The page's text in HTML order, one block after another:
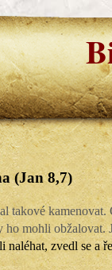
(Jan 8,7)
takové kamenovat.
mohli obžalovat.
naléhat, zvedl se